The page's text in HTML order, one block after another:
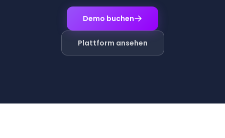
Demo buchen
Plattform ansehen